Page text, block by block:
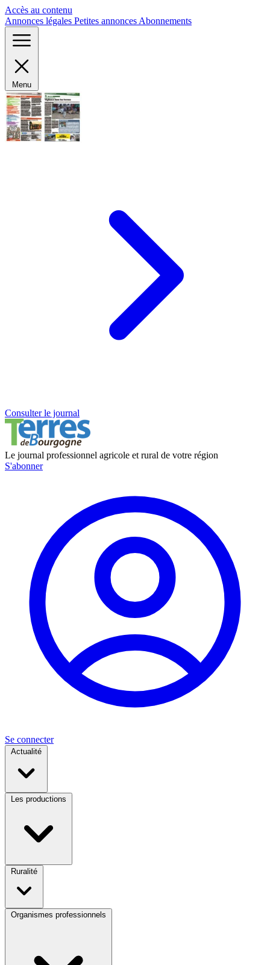
Accès au contenu
Annonces légales Petites annonces Abonnements
Menu
Consulter le journal
Le journal professionnel agricole et rural de votre région
S'abonner
Se connecter
Actualité
Les productions
Ruralité
Organismes professionnels
Panneau de gestion des cookies